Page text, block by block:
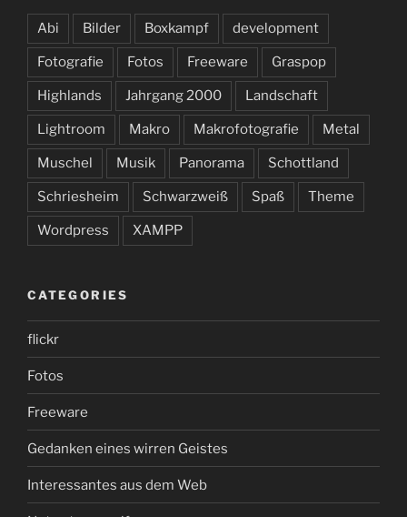
Abi Bilder Boxkampf development
Fotografie Fotos Freeware Graspop
Highlands Jahrgang 2000 Landschaft
Lightroom Makro Makrofotografie Metal
Muschel Musik Panorama Schottland
Schriesheim Schwarzweiß Spaß Theme
Wordpress XAMPP
CATEGORIES
flickr
Fotos
Freeware
Gedanken eines wirren Geistes
Interessantes aus dem Web